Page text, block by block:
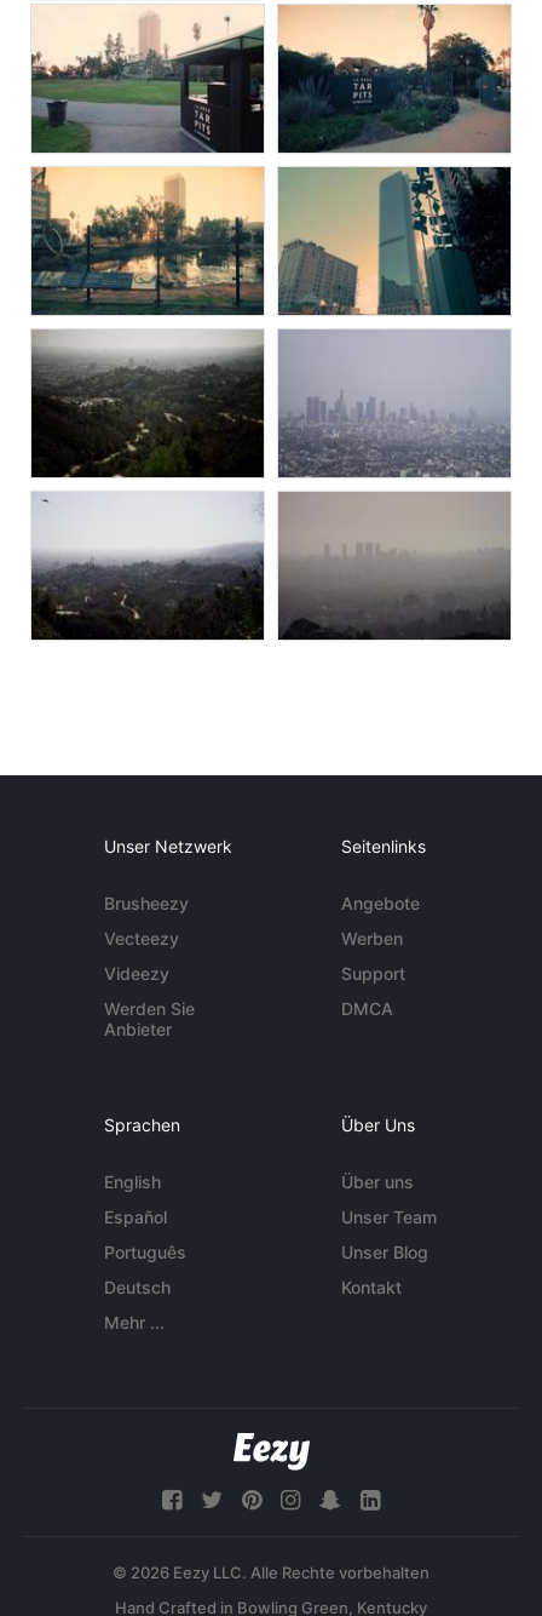
Unser Netzwerk
Brusheezy
Vecteezy
Videezy
Werden Sie
Anbieter
Seitenlinks
Angebote
Werben
Support
DMCA
Sprachen
English
Español
Português
Deutsch
Mehr ...
Über Uns
Über uns
Unser Team
Unser Blog
Kontakt
© 2026 Eezy LLC. Alle Rechte vorbehalten